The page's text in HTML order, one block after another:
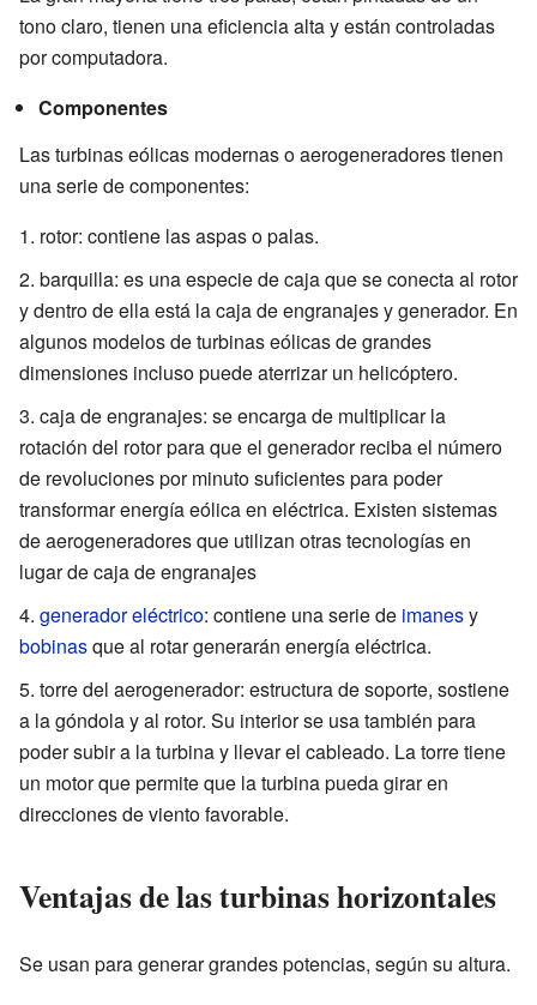
tono claro, tienen una eficiencia alta y están controladas
por computadora.
Componentes
Las turbinas eólicas modernas o aerogeneradores tienen
una serie de componentes:
rotor: contiene las aspas o palas.
barquilla: es una especie de caja que se conecta al rotor
y dentro de ella está la caja de engranajes y generador. En
algunos modelos de turbinas eólicas de grandes
dimensiones incluso puede aterrizar un helicóptero.
caja de engranajes: se encarga de multiplicar la
rotación del rotor para que el generador reciba el número
de revoluciones por minuto suficientes para poder
transformar energía eólica en eléctrica. Existen sistemas
de aerogeneradores que utilizan otras tecnologías en
lugar de caja de engranajes
generador eléctrico: contiene una serie de imanesy
bobinasque al rotar generarán energía eléctrica.
torre del aerogenerador: estructura de soporte, sostiene
a la góndola y al rotor. Su interior se usa también para
poder subir a la turbina y llevar el cableado. La torre tiene
un motor que permite que la turbina pueda girar en
direcciones de viento favorable.
Ventajas de las turbinas horizontales
Se usan para generar grandes potencias, según su altura.